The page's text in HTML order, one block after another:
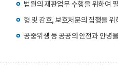
법원의 재판업무 수행을 위하여
형 및 감호, 보호처분의 집행을 위
공중위생 등 공공의 안전과 안녕